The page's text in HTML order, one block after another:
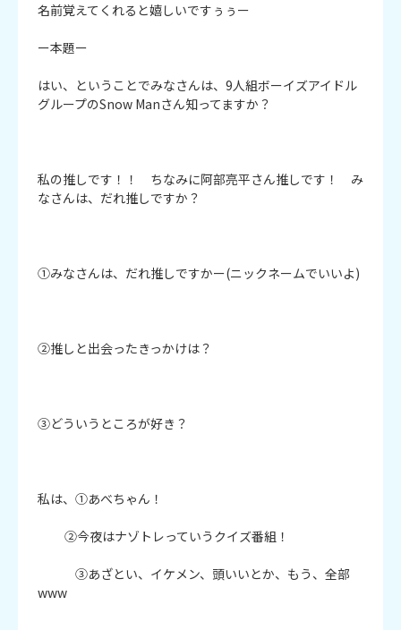
名前覚えてくれると嬉しいですぅぅー
ー本題ー
はい、ということでみなさんは、9人組ボーイズアイドル
グループのSnow Manさん知ってますか？
私の推しです！！　ちなみに阿部亮平さん推しです！　み
なさんは、だれ推しですか？
①みなさんは、だれ推しですかー(ニックネームでいいよ)
②推しと出会ったきっかけは？
③どういうところが好き？
私は、①あべちゃん！
③あざとい、イケメン、頭いいとか、もう、全部
www